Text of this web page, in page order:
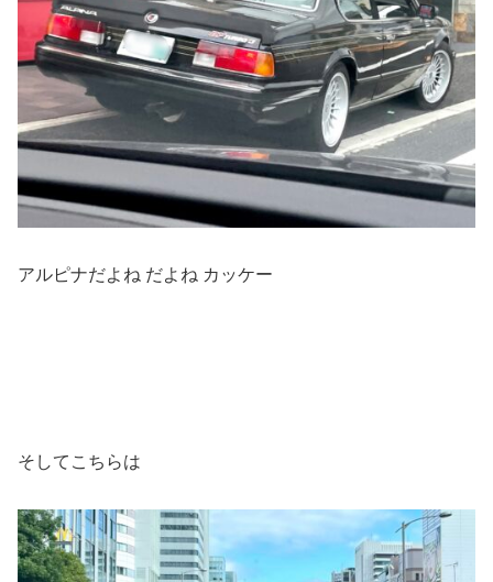
アルピナだよね だよね カッケー
そしてこちらは